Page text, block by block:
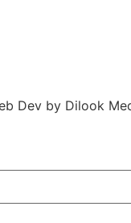
Dev by Dilook